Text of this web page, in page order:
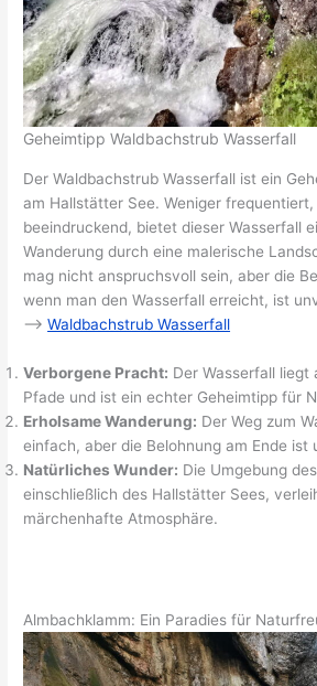
Geheimtipp Waldbachstrub Wasserfall
Der Waldbachstrub Wasserfall ist ein
am Hallstätter See. Weniger
beeindruckend, bietet dieser Wasserfall
Wanderung durch eine malerische
mag nicht anspruchsvoll sein, aber die
wenn man den Wasserfall erreicht, ist
–>Waldbachstrub Wasserfall
Verborgene Pracht: Der Wasserfall
Pfade und ist ein echter Geheimtipp für
Erholsame Wanderung: Der Weg zum
einfach, aber die Belohnung am Ende ist
Natürliches Wunder: Die Umgebung
einschließlich des Hallstätter Sees,
märchenhafte Atmosphäre.
Almbachklamm: Ein Paradies für